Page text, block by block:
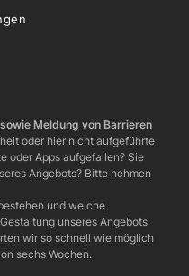
Meldung von Barrieren
oder hier nicht aufgeführte
oder Apps aufgefallen? Sie
Angebots? Bitte nehmen
und welche
unseres Angebots
wir so schnell wie möglich
sechs Wochen.